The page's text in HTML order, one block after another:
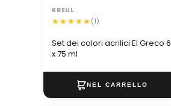
Set dei colori acrilici El Greco 6
x 75 ml
KREUL
(1)